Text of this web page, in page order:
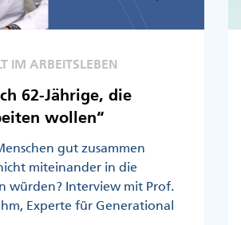
IM ARBEITSLEBEN
62-Jährige, die
wollen“
gut zusammen
miteinander in die
würden? Interview mit Prof.
Experte für Generational